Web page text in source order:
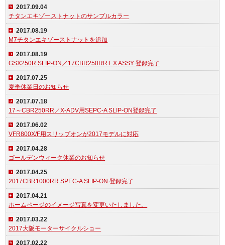
2017.09.04
チタンエキゾーストナットのサンプルカラー
2017.08.19
M7チタンエキゾーストナットを追加
2017.08.19
GSX250R SLIP-ON／17CBR250RR EX ASSY 登録完了
2017.07.25
夏季休業日のお知らせ
2017.07.18
17～CBR250RR／X-ADV用SEPC-A SLIP-ON登録完了
2017.06.02
VFR800X/F用スリップオンが2017モデルに対応
2017.04.28
ゴールデンウィーク休業のお知らせ
2017.04.25
2017CBR1000RR SPEC-A SLIP-ON 登録完了
2017.04.21
ホームページのイメージ写真を変更いたしました。
2017.03.22
2017大阪モーターサイクルショー
2017.02.22